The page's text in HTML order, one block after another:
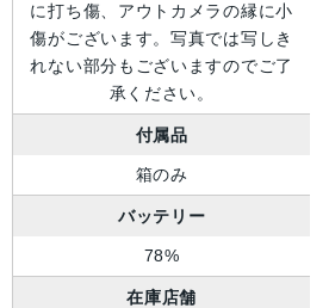
に打ち傷、アウトカメラの縁に小
傷がございます。写真では写しき
れない部分もございますのでご了
承ください。
付属品
箱のみ
バッテリー
78%
在庫店舗